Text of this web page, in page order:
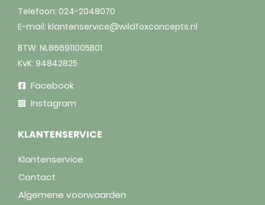
Telefoon: 024-2048070
E-mail: klantenservice@wildfoxconcepts.nl
BTW: NL866911005B01
KvK: 94842825
Facebook
Instagram
KLANTENSERVICE
Klantenservice
Contact
Algemene voorwaarden